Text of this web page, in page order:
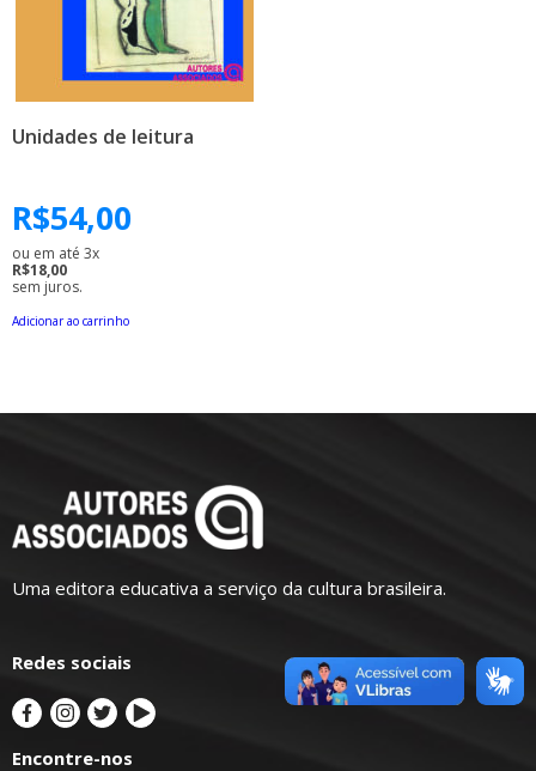
Unidades de leitura
R$54,00
ou em até 3x
R$18,00
sem juros.
Adicionar ao carrinho
Uma editora educativa a serviço da cultura brasileira.
Redes sociais
Encontre-nos